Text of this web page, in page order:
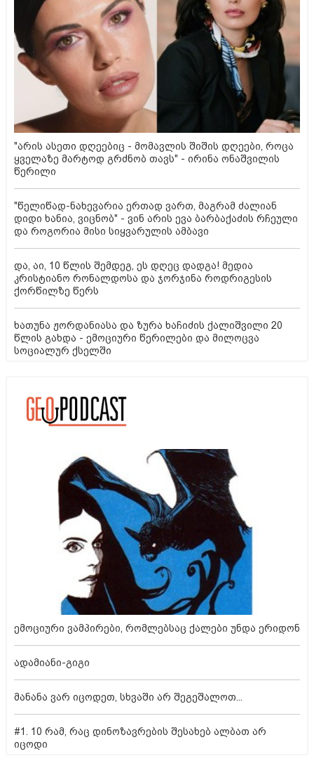
"არის ასეთი დღეებიც - მომავლის შიშის დღეები, როცა
ყველაზე მარტოდ გრძნობ თავს" - ირინა ონაშვილის
წერილი
"წელიწად-ნახევარია ერთად ვართ, მაგრამ ძალიან
დიდი ხანია, ვიცნობ" - ვინ არის ევა ბარბაქაძის რჩეული
და როგორია მისი სიყვარულის ამბავი
და, აი, 10 წლის შემდეგ, ეს დღეც დადგა! მედია
კრისტიანო რონალდოსა და ჯორჯინა როდრიგესის
ქორწილზე წერს
ხათუნა ჟორდანიასა და ზურა ხაჩიძის ქალიშვილი 20
წლის გახდა - ემოციური წერილები და მილოცვა
სოციალურ ქსელში
ემოციური ვამპირები, რომლებსაც ქალები უნდა ერიდონ
ადამიანი-გიგი
მანანა ვარ იცოდეთ, სხვაში არ შეგეშალოთ...
#1. 10 რამ, რაც დინოზავრების შესახებ ალბათ არ
იცოდი